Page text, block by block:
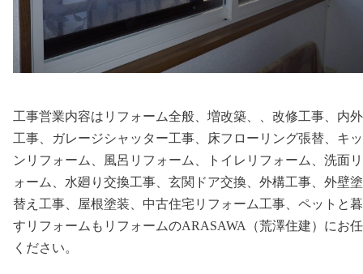
工事営業内容はリフォーム全般、増改築、、改修工事、内
工事、ガレージシャッター工事、床フローリング張替、キ
ンリフォーム、風呂リフォーム、トイレリフォーム、洗面
ォーム、水廻り交換工事、玄関ドア交換、外構工事、外壁
替え工事、屋根塗装、中古住宅リフォーム工事、ペットと
すリフォームもリフォームのARASAWA（荒澤住建）にお
ください。